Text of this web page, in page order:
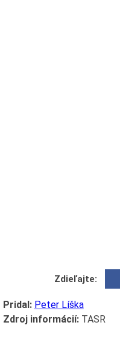
Zdieľajte:
Pridal: Peter Líška
Zdroj informácií:TASR